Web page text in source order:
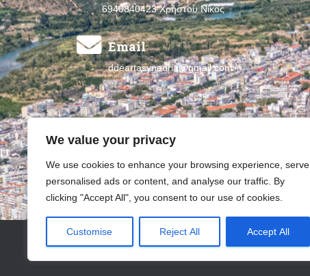
We value your privacy
We use cookies to enhance your browsing experience, serve
personalised ads or content, and analyse our traffic. By
clicking "Accept All", you consent to our use of cookies.
Customise Reject All Accept All
6940840423 Χρήστου Νίκος
Email
ddeartasynedria@gmail.com